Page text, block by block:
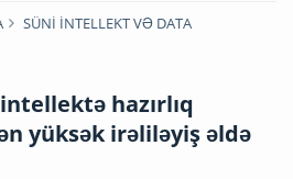
SÜNİ İNTELLEKT VƏ DATA
hazırlıq
yüksək irəliləyiş əldə